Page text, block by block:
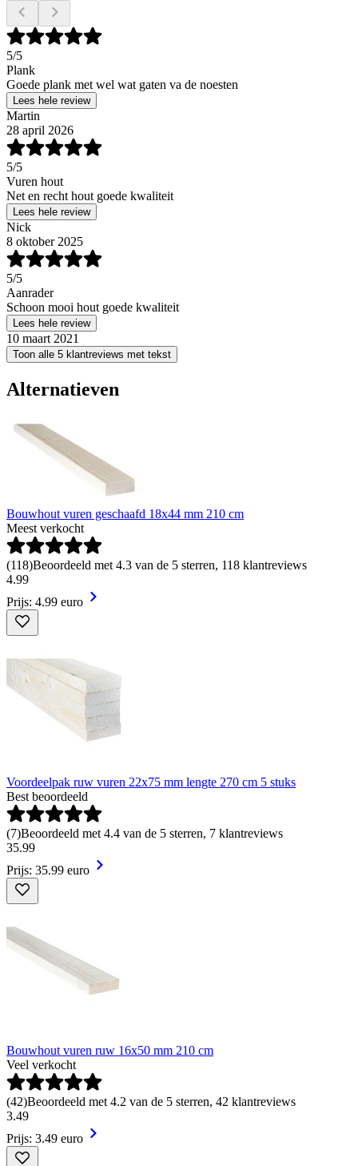
5/5
Plank
Goede plank met wel wat gaten va de noesten
Lees hele review
Martin
28 april 2026
5/5
Vuren hout
Net en recht hout goede kwaliteit
Lees hele review
Nick
8 oktober 2025
5/5
Aanrader
Schoon mooi hout goede kwaliteit
Lees hele review
10 maart 2021
Toon alle 5 klantreviews met tekst
Alternatieven
Bouwhout vuren geschaafd 18x44 mm 210 cm
Meest verkocht
(118)Beoordeeld met 4.3 van de 5 sterren, 118 klantreviews
4.99
Prijs: 4.99 euro
Voordeelpak ruw vuren 22x75 mm lengte 270 cm 5 stuks
Best beoordeeld
(7)Beoordeeld met 4.4 van de 5 sterren, 7 klantreviews
35.99
Prijs: 35.99 euro
Bouwhout vuren ruw 16x50 mm 210 cm
Veel verkocht
(42)Beoordeeld met 4.2 van de 5 sterren, 42 klantreviews
3.49
Prijs: 3.49 euro